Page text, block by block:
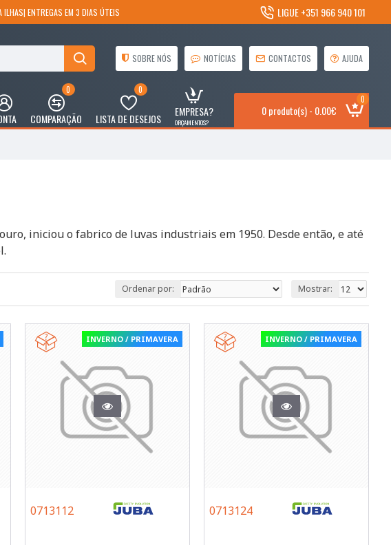
ENTREGAS EM 3 DIAS ÚTEIS LIGUE +351 966 940 101
SOBRE NÓS NOTÍCIAS CONTACTOS AJUDA
COMPARAÇÃO
0
LISTA DE DESEJOS
0
EMPRESA?
ORÇAMENTOS?
0 produto(s) - 0.00€
0
iniciou o fabrico de luvas industriais em 1950. Desde então, e até
Ordenar por: Mostrar:
INVERNO / PRIMAVERA
0713112
INVERNO / PRIMAVERA
0713124